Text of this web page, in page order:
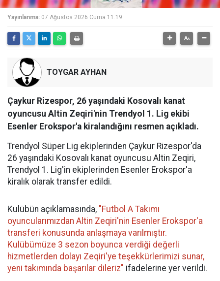
Yayınlanma: 07 Ağustos 2026 Cuma 11:19
TOYGAR AYHAN
Çaykur Rizespor, 26 yaşındaki Kosovalı kanat
oyuncusu Altin Zeqiri'nin Trendyol 1. Lig ekibi
Esenler Erokspor'a kiralandığını resmen açıkladı.
Trendyol Süper Lig ekiplerinden Çaykur Rizespor'da
26 yaşındaki Kosovalı kanat oyuncusu Altin Zeqiri,
Trendyol 1. Lig'in ekiplerinden Esenler Erokspor'a
kiralık olarak transfer edildi.
Kulübün açıklamasında, "Futbol A Takımı
oyuncularımızdan Altin Zeqiri'nin Esenler Erokspor'a
transferi konusunda anlaşmaya varılmıştır.
Kulübümüze 3 sezon boyunca verdiği değerli
hizmetlerden dolayı Zeqiri'ye teşekkürlerimizi sunar,
yeni takımında başarılar dileriz" ifadelerine yer verildi.